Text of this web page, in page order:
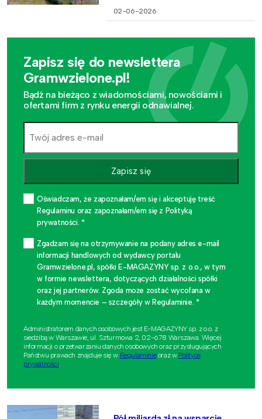
02-06-2026
Zapisz się do newslettera
Gramwzielone.pl!
Bądź na bieżąco z wiadomościami, nowościami i
ofertami firm z rynku energii odnawialnej.
Zapisz się
Oświadczam, że zapoznałam/em się i akceptuję treść
Regulaminu oraz zapoznałam/em się z Polityką
prywatności. *
Zgadzam się na otrzymywanie na podany adres e-mail
informacji handlowych od wydawcy portalu
Gramwzielone.pl, spółki E-MAGAZYNY sp. z o.o., w tym
w formie newslettera, dotyczących działalności spółki
oraz jej partnerów. Zgoda może zostać wycofana w
każdym momencie – szczegóły w Regulaminie. *
Administratorem danych osobowych jest E-MAGAZYNY sp. z o.o. z
siedzibą w Warszawie, ul. Szturmowa 2, 02-678 Warszawa. Więcej
informacji o przetwarzaniu danych osobowych oraz przysługujących
Państwu prawach znajduje się w Regulaminieoraz w Polityce
prywatności.